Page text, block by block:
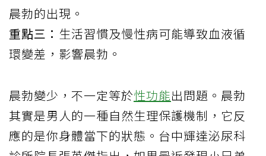
晨勃的出現。
重點三： 生活習慣及慢性病可能導致血液循
環變差，影響晨勃。
晨勃變少，不一定等於性功能出問題。晨勃
其實是男人的一種自然生理保護機制，它反
應的是你身體當下的狀態。台中輝達泌尿科